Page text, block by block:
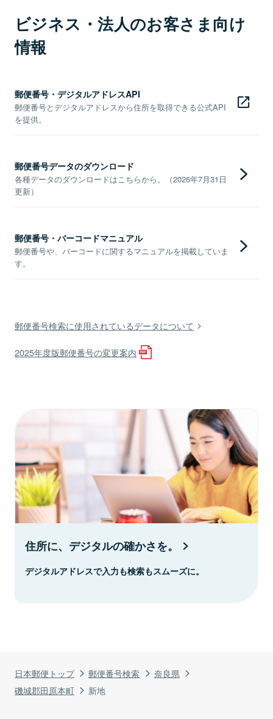
日本郵便トップ 郵便番号検索
奈良県
磯城郡田原本町
新地
ビジネス・法人のお客さま向け
情報
郵便番号・デジタルアドレスAPI
郵便番号とデジタルアドレスから住所を取得できる公式API
を提供。
郵便番号データのダウンロード
各種データのダウンロードはこちらから。（2026年7月31日
更新）
郵便番号・バーコードマニュアル
郵便番号や、バーコードに関するマニュアルを掲載していま
す。
郵便番号検索に使用されているデータについて
2025年度版郵便番号の変更案内
住所に、デジタルの確かさを。
デジタルアドレスで入力も検索もスムーズに。